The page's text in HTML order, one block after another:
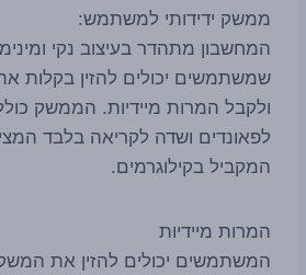
ממשק ידידותי למשתמש:
המחשבון מתהדר בעיצוב נקי
שמשתמשים יכולים להזין בקלות
ולקבל המרות מיידיות. הממשק
לפאונדים ושדה לקריאה בלבד
המקביל בקילוגרמים.
המרות מיידיות
המשתמשים יכולים להזין את